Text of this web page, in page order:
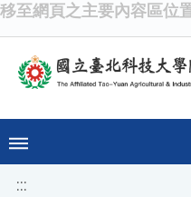
移至網頁之主要內容區位
:::